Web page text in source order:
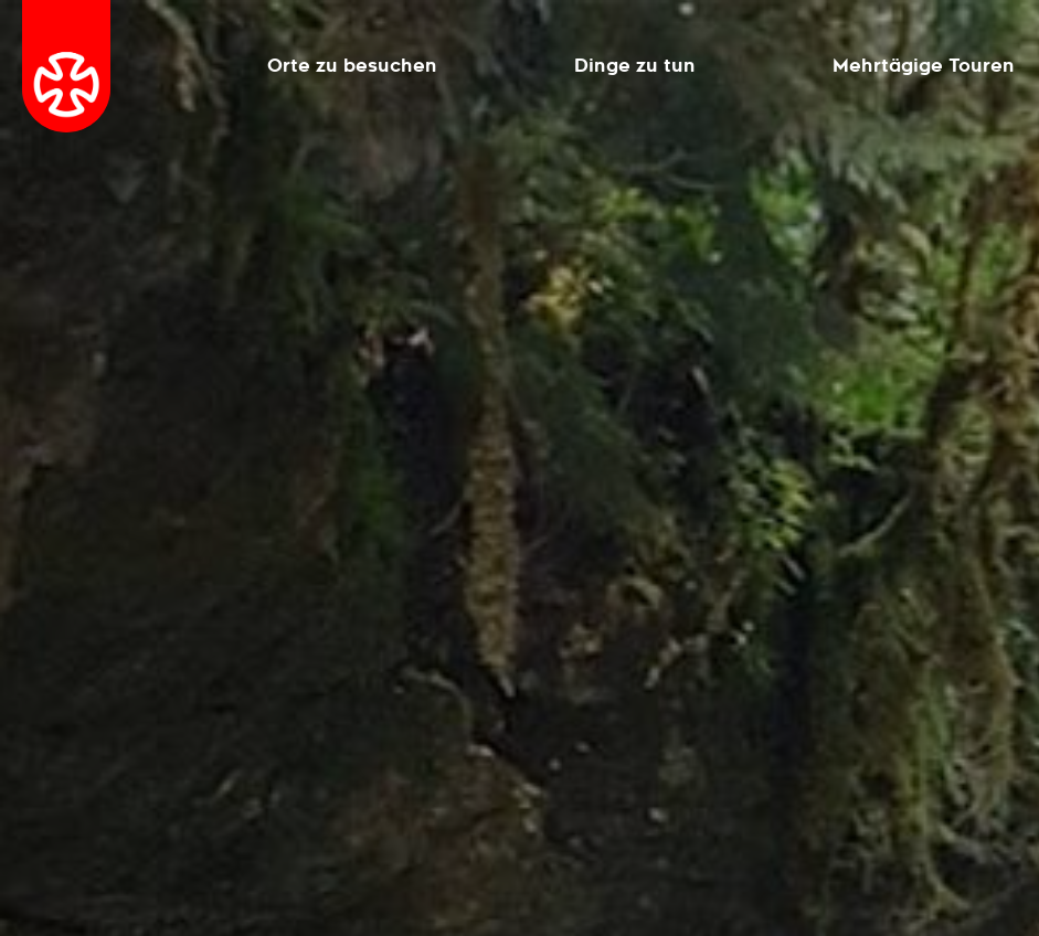
Orte zu besuchen Dinge zu tun Mehrtägige Touren